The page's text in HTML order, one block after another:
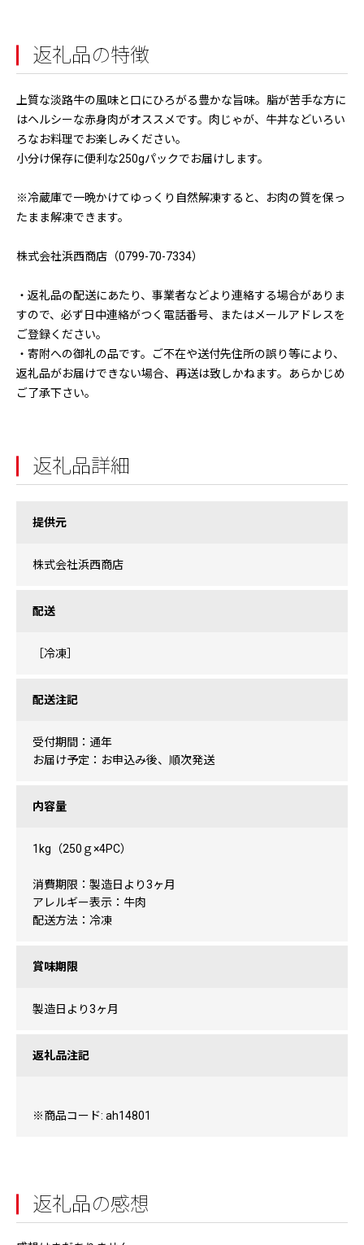
返礼品の特徴
上質な淡路牛の風味と口にひろがる豊かな旨味。脂が苦手な方に
はヘルシーな赤身肉がオススメです。肉じゃが、牛丼などいろい
ろなお料理でお楽しみください。
小分け保存に便利な250gパックでお届けします。
※冷蔵庫で一晩かけてゆっくり自然解凍すると、お肉の質を保っ
たまま解凍できます。
株式会社浜西商店（0799-70-7334）
・返礼品の配送にあたり、事業者などより連絡する場合がありま
すので、必ず日中連絡がつく電話番号、またはメールアドレスを
ご登録ください。
・寄附への御礼の品です。ご不在や送付先住所の誤り等により、
返礼品がお届けできない場合、再送は致しかねます。あらかじめ
ご了承下さい。
返礼品詳細
提供元
株式会社浜西商店
配送
［冷凍］
配送注記
受付期間：通年
お届け予定：お申込み後、順次発送
内容量
1kg（250ｇ×4PC）
消費期限：製造日より3ヶ月
アレルギー表示：牛肉
配送方法：冷凍
賞味期限
製造日より3ヶ月
返礼品注記
※商品コード: ah14801
返礼品の感想